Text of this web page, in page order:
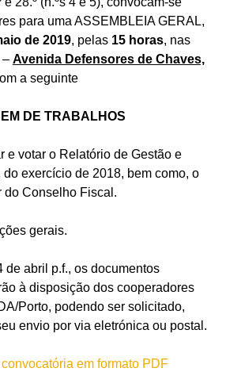
para uma ASSEMBLEIA GERAL,
de 2019, pelas 15 horas, nas
– Avenida Defensores de Chaves,
a seguinte
DE TRABALHOS
e votar o Relatório de Gestão e
do exercício de 2018, bem como, o
do Conselho Fiscal.
gerais.
de abril p.f., os documentos
à disposição dos cooperadores
Porto, podendo ser solicitado,
envio por via eletrónica ou postal.
em formato PDF